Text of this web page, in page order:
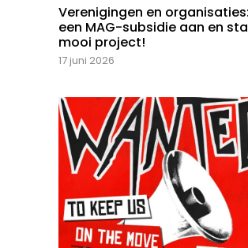
Verenigingen en
een MAG-subsidie aan en
mooi project!
17 juni 2026